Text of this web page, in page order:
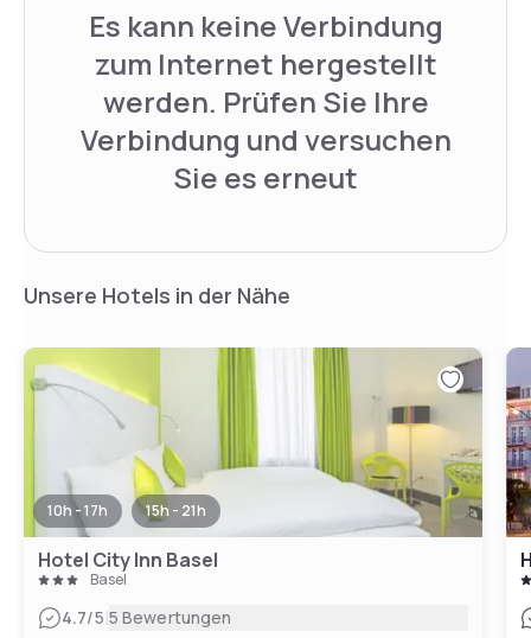
Es kann keine Verbindung
zum Internet hergestellt
werden. Prüfen Sie Ihre
Verbindung und versuchen
Sie es erneut
Unsere Hotels in der Nähe
10h - 17h 15h - 21h
Hotel City Inn Basel
Basel
4.7/5|5 Bewertungen